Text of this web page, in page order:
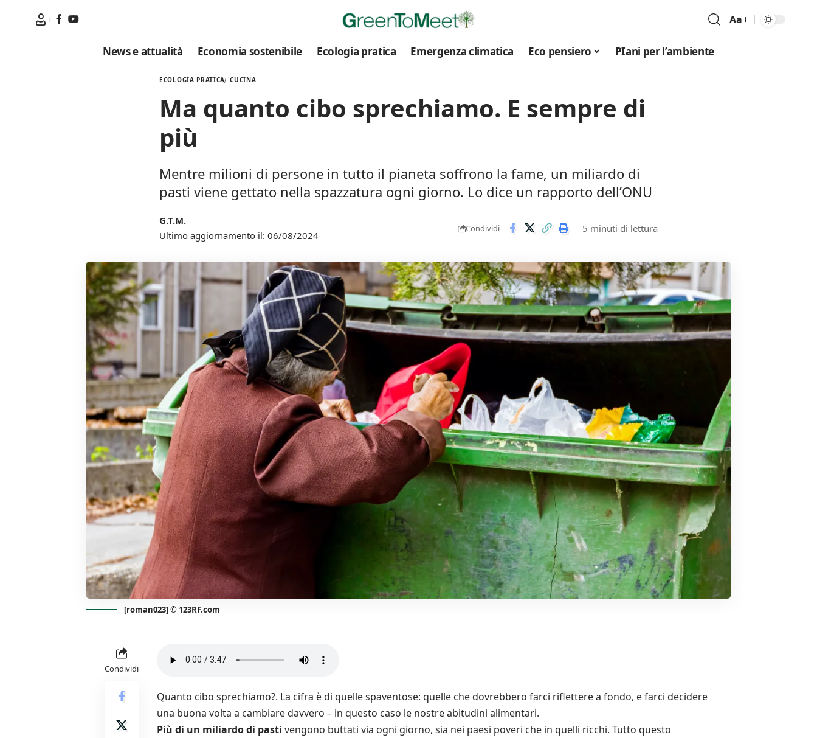
Font
Aa
News e attualità Economia sostenibile Ecologia pratica Emergenza climatica Eco pensiero PIani per l’ambiente
ECOLOGIA PRATICA CUCINA
Ma quanto cibo sprechiamo. E sempre di
più
Mentre milioni di persone in tutto il pianeta soffrono la fame, un miliardo di
pasti viene gettato nella spazzatura ogni giorno. Lo dice un rapporto dell’ONU
Ultimo aggiornamento il: 06/08/2024
G.T.M.
Condividi 5 minuti di lettura
[roman023] © 123RF.com
Condividi
Quanto cibo sprechiamo?. La cifra è di quelle spaventose: quelle che dovrebbero farci riflettere a fondo, e farci decidere
una buona volta a cambiare davvero – in questo caso le nostre abitudini alimentari.
Più di un miliardo di pasti vengono buttati via ogni giorno, sia nei paesi poveri che in quelli ricchi. Tutto questo